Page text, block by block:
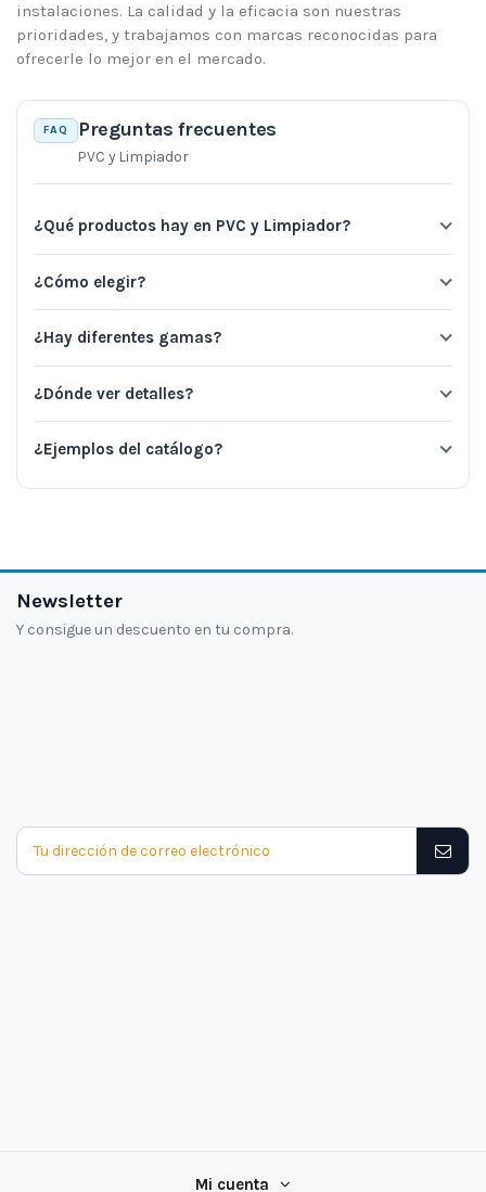
instalaciones. La calidad y la eficacia son nuestras
prioridades, y trabajamos con marcas reconocidas para
ofrecerle lo mejor en el mercado.
FAQ Preguntas frecuentes
PVC y Limpiador
¿Qué productos hay en PVC y Limpiador?
¿Cómo elegir?
¿Hay diferentes gamas?
¿Dónde ver detalles?
¿Ejemplos del catálogo?
Newsletter
Y consigue un descuento en tu compra.
Mi cuenta